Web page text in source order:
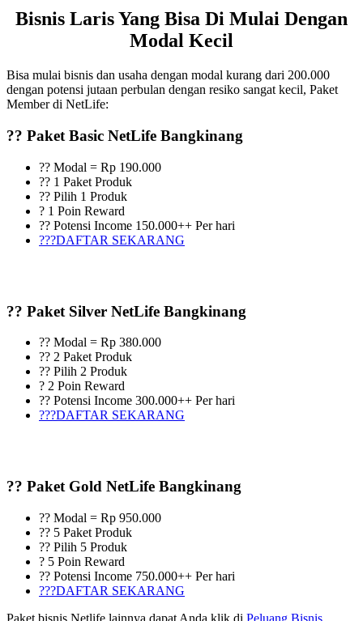
Bisnis Laris Yang Bisa Di Mulai Dengan
Modal Kecil
Bisa mulai bisnis dan usaha dengan modal kurang dari 200.000
dengan potensi jutaan perbulan dengan resiko sangat kecil, Paket
Member di NetLife:
?? Paket Basic NetLife Bangkinang
?? Modal = Rp 190.000
?? 1 Paket Produk
?? Pilih 1 Produk
? 1 Poin Reward
?? Potensi Income 150.000++ Per hari
???DAFTAR SEKARANG
?? Paket Silver NetLife Bangkinang
?? Modal = Rp 380.000
?? 2 Paket Produk
?? Pilih 2 Produk
? 2 Poin Reward
?? Potensi Income 300.000++ Per hari
???DAFTAR SEKARANG
?? Paket Gold NetLife Bangkinang
?? Modal = Rp 950.000
?? 5 Paket Produk
?? Pilih 5 Produk
? 5 Poin Reward
?? Potensi Income 750.000++ Per hari
???DAFTAR SEKARANG
Paket bisnis Netlife lainnya dapat Anda klik di Peluang Bisnis